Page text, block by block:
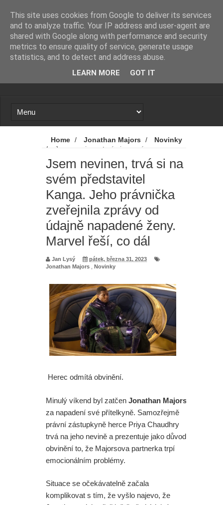
Proč se zase a znovu spekuluje o
návratu Zacka Snydera k DC?
X-Men: Novým Cyclopsem bude
hvězda Srdcerváčů
Holland promluvil od odvážné scéně
z filmu. A kdo byl nový přítel MJ?
Mumie 4: Vrátí se další tři postavy z
původních filmů
Avatar 4: James Cameron promluvil
o tom, jak to vypadá s budoucností
série
Spider-Man: Zbrusu nový den - Sám
šéfu Marvelu je zaskočen tím, jak
skvěle se filmu vede
Spider-Man: Zbrusu nový den -
Opravdu Tom Holland nesnášel
Šílenou noc 2. A upoutávka na
skvělý Star Wars projekt
Daredevil: Znovuzrození - Skvělá
další řadě
Home / Jonathan Majors /
Novinky
/
Jsem nevinen, trvá si na svém
představitel Kanga. Jeho právnička
zveřejnila zprávy od údajně napadené ženy.
Marvel řeší, co dál
Jsem nevinen, trvá si na
svém představitel
Kanga. Jeho právnička
zveřejnila zprávy od
údajně napadené ženy.
Marvel řeší, co dál
Jan Lysý
pátek, března 31, 2023
Jonathan Majors
Novinky
Herec odmítá obvinění.
Minulý víkend byl zatčen Jonathan Majors
za napadení své přítelkyně. Samozřejmě
právní zástupkyně herce Priya Chaudhry
trvá na jeho nevině a prezentuje jako důvod
obvinění to, že Majorsova partnerka trpí
emocionálním problémy.
Situace se očekávatelně začala
komplikovat s tím, že vyšlo najevo, že
This site uses cookies from Google to deliver its services
and to analyze traffic. Your IP address and user-agent are
shared with Google along with performance and security
metrics to ensure quality of service, generate usage
statistics, and to detect and address abuse.
LEARN MORE GOT IT